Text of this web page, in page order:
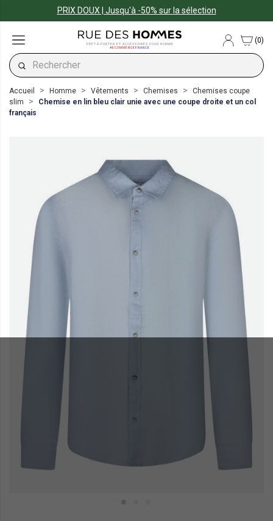
PRIX DOUX | Jusqu'à -50% sur la sélection
PRÊT-À-PORTER ET ACCESSOIRES POUR HOMME
#ECOMMERCEFRANCE
(0)
Accueil Homme Vêtements Chemises
Chemises coupe
slim
Chemise en lin bleu clair unie avec une coupe droite et un col
français